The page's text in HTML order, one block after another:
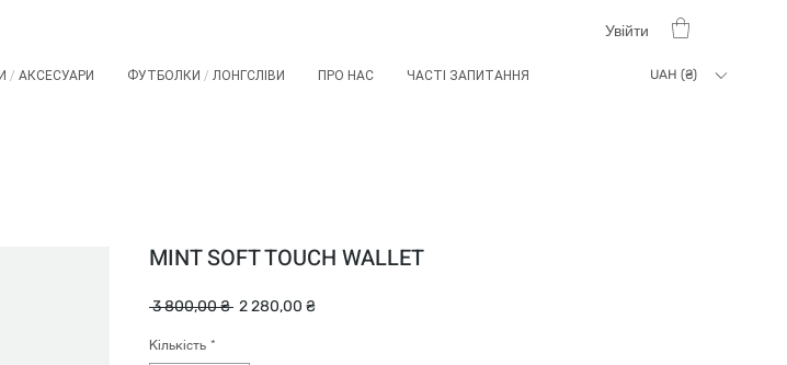
Увійти
/ АКСЕСУАРИ ФУТБОЛКИ / ЛОНГСЛІВИ ПРО НАС ЧАСТІ ЗАПИТАННЯ UAH (₴)
MINT SOFT TOUCH WALLET
3 800,00 ₴ Звичайна
2 280,00 ₴За
Кількість *